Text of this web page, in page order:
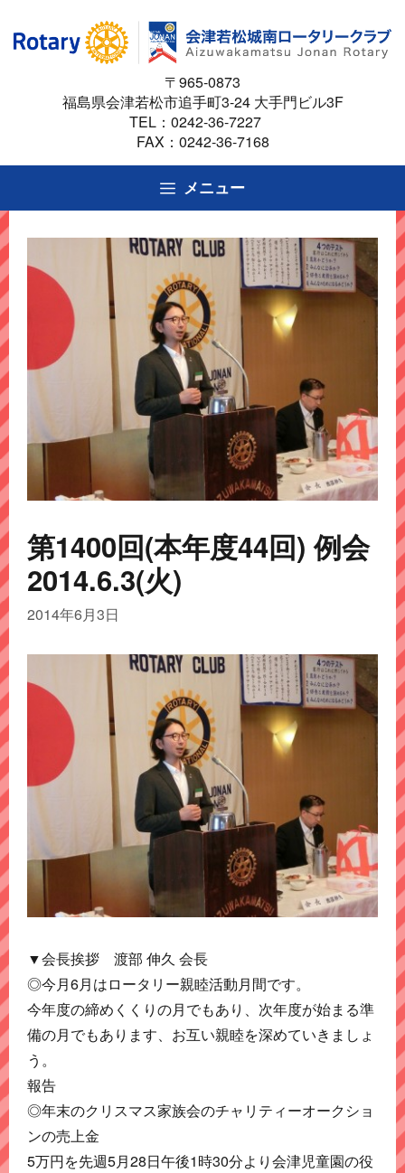
ス
ッ
プ
〒965-0873
福島県会津若松市追手町3-24 大手門ビル3F
TEL： 0242-36-7227
FAX：0242-36-7168
メニュー
第1400回(本年度44回) 例会
2014.6.3(火)
2014年6月3日
▼会長挨拶 渡部 伸久 会長
◎今月6月はロータリー親睦活動月間です。
今年度の締めくくりの月でもあり、次年度が始まる準
備の月でもあります、お互い親睦を深めていきましょ
う。
報告
◎年末のクリスマス家族会のチャリティーオークショ
ンの売上金
5万円を先週5月28日午後1時30分より会津児童園の役